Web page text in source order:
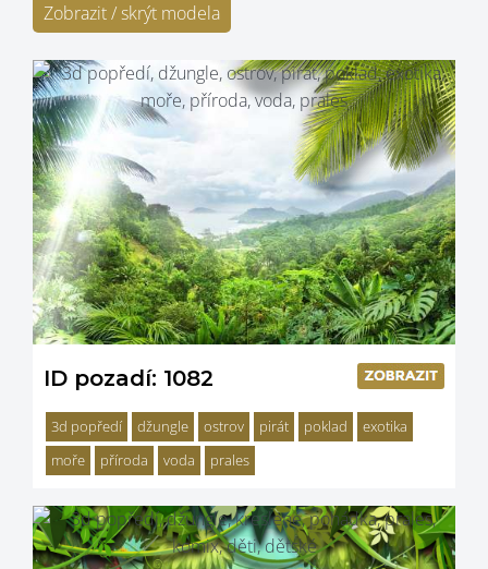
Zobrazit / skrýt modela
ID pozadí: 1082
3d popředí džungle ostrov pirát poklad
exotika
moře
příroda voda prales